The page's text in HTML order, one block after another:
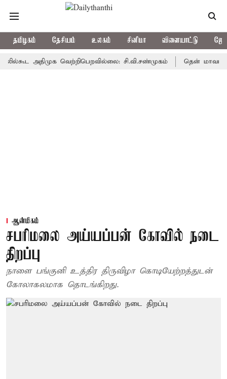
தமிழகம் தேசியம் உலகம் சினிமா விளையாட்டு
அதிமுக வெற்றிபெறவில்லை: சி.வி.சண்முகம் தென் மாவட்டத்தில்
ஆன்மிகம்
சபரிமலை அய்யப்பன் கோவில் நடை
திறப்பு
நாளை பங்குனி உத்திர திருவிழா கொடியேற்றத்துடன்
கோலாகலமாக தொடங்கிறது.